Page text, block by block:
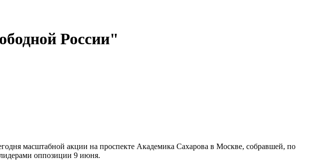
России"
масштабной акции на проспекте Академика Сахарова в Москве, собравшей, по
оппозиции 9 июня.